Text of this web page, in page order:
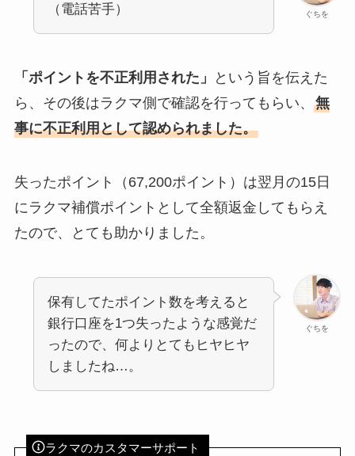
ぐちを
（電話苦手）
「ポイントを不正利用された」
という旨を伝えた
ら、その後はラクマ側で確認を行ってもらい、 無
事に不正利用として認められました。
失ったポイント（67,200ポイント）は翌月の15日
にラクマ補償ポイントとして全額返金してもらえ
たので、とても助かりました。
ぐちを
保有してたポイント数を考えると
銀行口座を1つ失ったような感覚だ
ったので、何よりとてもヒヤヒヤ
しましたね…。
ラクマのカスタマーサポート